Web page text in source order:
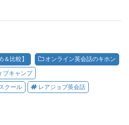
＆比較】 オンライン英会話のキホン
ブキャンプ
クール レアジョブ英会話